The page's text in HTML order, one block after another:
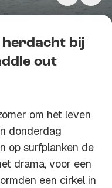
Kopieer link bij
out
om het leven
donderdag
op surfplanken de
drama, voor een
een cirkel in